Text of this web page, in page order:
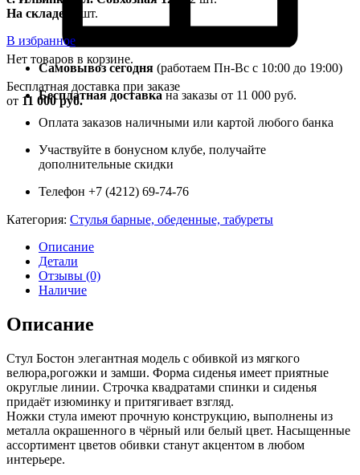
Нет товаров в корзине.
Бесплатная доставка при заказе
от 11 000 руб.
На складе
: 2 шт.
В избранное
Самовывоз сегодня (работаем Пн-Вс с 10:00 до 19:00)
Бесплатная доставкана заказы от 11 000 руб.
Оплата заказов наличными или картой любого банка
Участвуйте в бонусном клубе, получайте
дополнительные скидки
Телефон +7 (4212) 69-74-76
Категория: Стулья барные, обеденные, табуреты
Описание
Детали
Отзывы (0)
Наличие
Описание
Стул Бостон элегантная модель с обивкой из мягкого
велюра,рогожки и замши. Форма сиденья имеет приятные
округлые линии. Строчка квадратами спинки и сиденья
придаёт изюминку и притягивает взгляд.
Ножки стула имеют прочную конструкцию, выполнены из
металла окрашенного в чёрный или белый цвет. Насыщенные
ассортимент цветов обивки станут акцентом в любом
интерьере.